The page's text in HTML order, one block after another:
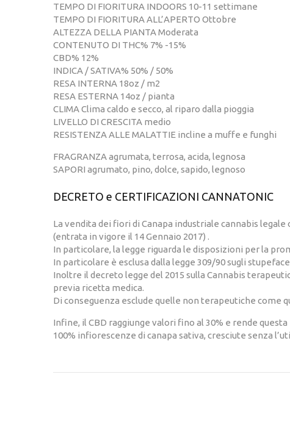
TEMPO DI FIORITURA INDOORS 10-11 settimane
TEMPO DI FIORITURA ALL’APERTO Ottobre
ALTEZZA DELLA PIANTA Moderata
CONTENUTO DI THC% 7% -15%
CBD% 12%
INDICA / SATIVA% 50% / 50%
RESA INTERNA 18oz / m2
RESA ESTERNA 14oz / pianta
CLIMA Clima caldo e secco, al riparo dalla pioggia
LIVELLO DI CRESCITA medio
RESISTENZA ALLE MALATTIE incline a muffe e funghi
FRAGRANZA agrumata, terrosa, acida, legnosa
SAPORI agrumato, pino, dolce, sapido, legnoso
DECRETO e CERTIFICAZIONI CANNATONIC
La vendita dei fiori di Canapa industriale cannabis
(entrata in vigore il 14 Gennaio 2017) .
In particolare, la legge riguarda le disposizioni per la
In particolare è esclusa dalla legge 309/90 sugli
Inoltre il decreto legge del 2015 sulla Cannabis
previa ricetta medica.
Di conseguenza esclude quelle non terapeutiche come
Infine, il CBD raggiunge valori fino al 30% e rende
100% infiorescenze di canapa sativa, cresciute senza